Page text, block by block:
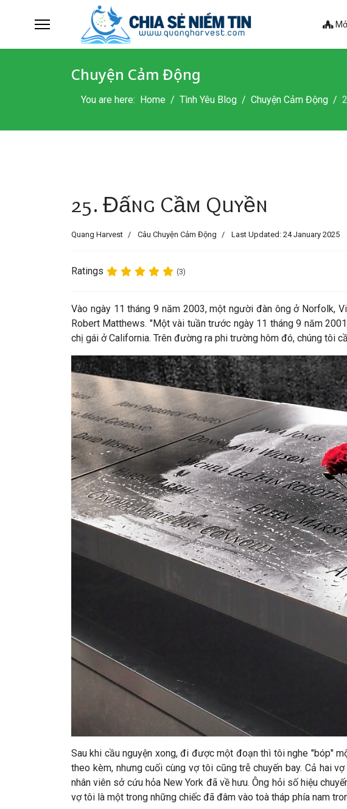
Chuyện Cảm Động
You are here: Home Tình Yêu Blog Chuyện Cảm Động
25. Đấng Cầm Quyền
Quang Harvest Câu Chuyện Cảm Động Last Updated: 24 January 2025
Ratings (3)
Vào ngày 11 tháng 9 năm 2003, một người đàn ông ở Norfolk,
Robert Matthews. "Một vài tuần trước ngày 11 tháng 9 năm
chị gái ở California. Trên đường ra phi trường hôm đó, chúng tôi
Sau khi cầu nguyện xong, đi được một đoạn thì tôi nghe "bóp"
theo kèm, nhưng cuối cùng vợ tôi cũng trễ chuyến bay. Cả hai
nhân viên sở cứu hỏa New York đã về hưu. Ông hỏi số hiệu
vợ tôi là một trong những chiếc đã đâm vào toà tháp phía nam